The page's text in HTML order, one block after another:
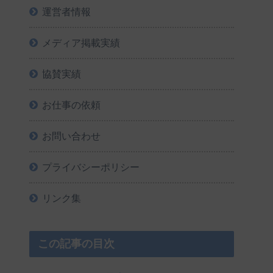
運営者情報
メディア掲載実績
協賛実績
お仕事の依頼
お問い合わせ
プライバシーポリシー
リンク集
この記事の目次